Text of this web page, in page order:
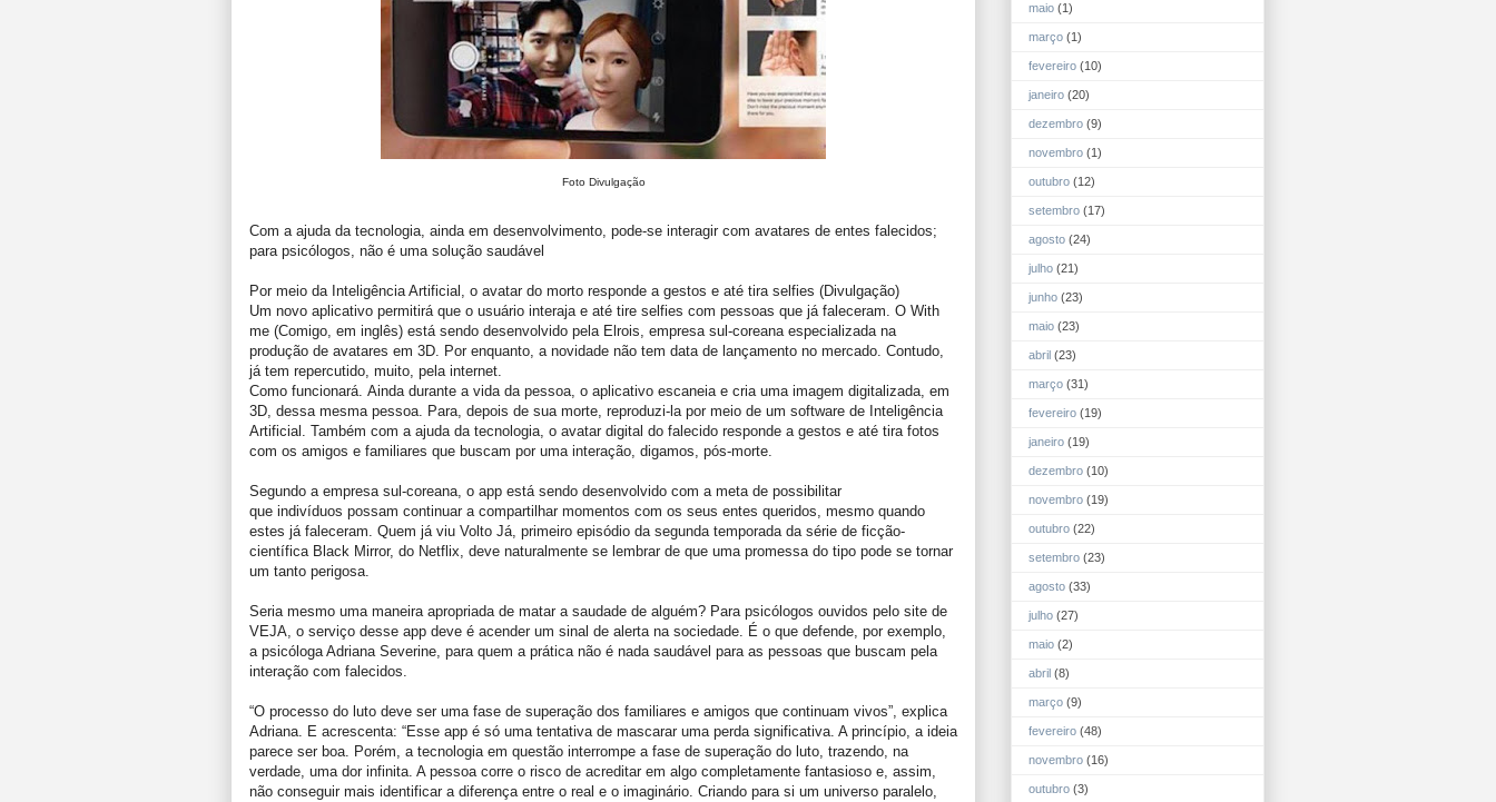
Foto Divulgação
Com a ajuda da tecnologia, ainda em desenvolvimento, pode-se interagir com avatares de entes falecidos;
para psicólogos, não é uma solução saudável
Por meio da Inteligência Artificial, o avatar do morto responde a gestos e até tira selfies (Divulgação)
Um novo aplicativo permitirá que o usuário interaja e até tire selfies com pessoas que já faleceram. O With
me (Comigo, em inglês) está sendo desenvolvido pela Elrois, empresa sul-coreana especializada na
produção de avatares em 3D. Por enquanto, a novidade não tem data de lançamento no mercado. Contudo,
já tem repercutido, muito, pela internet.
Como funcionará. Ainda durante a vida da pessoa, o aplicativo escaneia e cria uma imagem digitalizada, em
3D, dessa mesma pessoa. Para, depois de sua morte, reproduzi-la por meio de um software de Inteligência
Artificial. Também com a ajuda da tecnologia, o avatar digital do falecido responde a gestos e até tira fotos
com os amigos e familiares que buscam por uma interação, digamos, pós-morte.
Segundo a empresa sul-coreana, o app está sendo desenvolvido com a meta de possibilitar
que indivíduos possam continuar a compartilhar momentos com os seus entes queridos, mesmo quando
estes já faleceram. Quem já viu Volto Já, primeiro episódio da segunda temporada da série de ficção-
científica Black Mirror, do Netflix, deve naturalmente se lembrar de que uma promessa do tipo pode se tornar
um tanto perigosa.
Seria mesmo uma maneira apropriada de matar a saudade de alguém? Para psicólogos ouvidos pelo site de
VEJA, o serviço desse app deve é acender um sinal de alerta na sociedade. É o que defende, por exemplo,
a psicóloga Adriana Severine, para quem a prática não é nada saudável para as pessoas que buscam pela
interação com falecidos.
“O processo do luto deve ser uma fase de superação dos familiares e amigos que continuam vivos”, explica
Adriana. E acrescenta: “Esse app é só uma tentativa de mascarar uma perda significativa. A princípio, a ideia
parece ser boa. Porém, a tecnologia em questão interrompe a fase de superação do luto, trazendo, na
verdade, uma dor infinita. A pessoa corre o risco de acreditar em algo completamente fantasioso e, assim,
não conseguir mais identificar a diferença entre o real e o imaginário. Criando para si um universo paralelo,
maio (1)
março (1)
fevereiro (10)
janeiro (20)
dezembro (9)
novembro (1)
outubro (12)
setembro (17)
agosto (24)
julho (21)
junho (23)
maio (23)
abril (23)
março (31)
fevereiro (19)
janeiro (19)
dezembro (10)
novembro (19)
outubro (22)
setembro (23)
agosto (33)
julho (27)
maio (2)
abril (8)
março (9)
fevereiro (48)
novembro (16)
outubro (3)